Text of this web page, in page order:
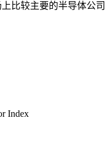
比较主要的半导体公司
Index